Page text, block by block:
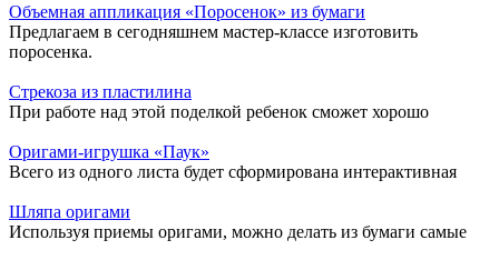
Объемная аппликация «Поросенок» из бумаги
Предлагаем в сегодняшнем мастер-классе изготовить
поросенка.
Стрекоза из пластилина
При работе над этой поделкой ребенок сможет хорошо
Оригами-игрушка «Паук»
Всего из одного листа будет сформирована интерактивная
Шляпа оригами
Используя приемы оригами, можно делать из бумаги самые